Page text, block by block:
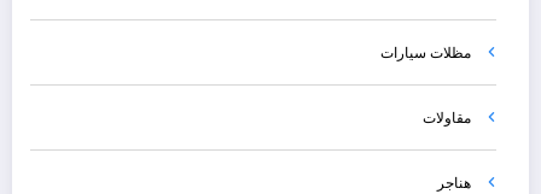
مظلات سيارات
مقاولات
هناجر